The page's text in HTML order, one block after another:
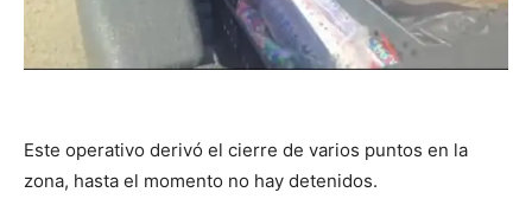
Este operativo derivó el cierre de varios puntos en la
zona, hasta el momento no hay detenidos.